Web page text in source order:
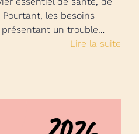
les besoins
un trouble…
Lire la suite